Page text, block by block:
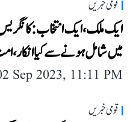
قومی خبریں
ایک ملک، ایک انتخاب:
میں شامل ہونے سے کیا انکار،
Sep 2023, 11:11 PM
قومی خبریں